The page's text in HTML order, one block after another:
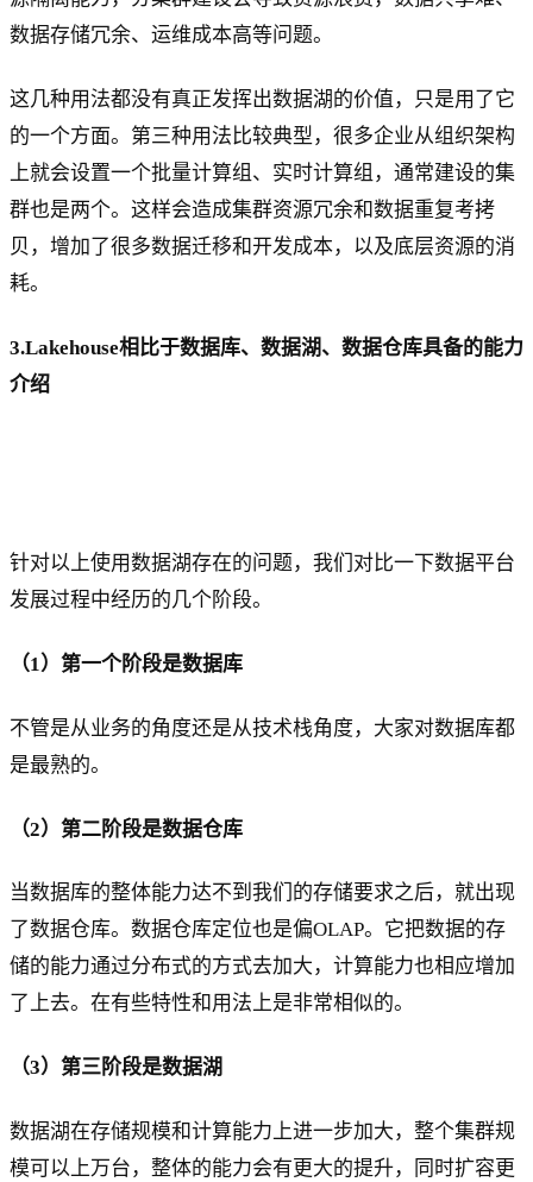
数据存储冗余、运维成本高等问题。
这几种用法都没有真正发挥出数据湖的价值，只是用了它
的一个方面。第三种用法比较典型，很多企业从组织架构
上就会设置一个批量计算组、实时计算组，通常建设的集
群也是两个。这样会造成集群资源冗余和数据重复考拷
贝，增加了很多数据迁移和开发成本，以及底层资源的消
耗。
3.Lakehouse相比于数据库、数据湖、数据仓库具备的能力
介绍
针对以上使用数据湖存在的问题，我们对比一下数据平台
发展过程中经历的几个阶段。
（1）第一个阶段是数据库
不管是从业务的角度还是从技术栈角度，大家对数据库都
是最熟的。
（2）第二阶段是数据仓库
当数据库的整体能力达不到我们的存储要求之后，就出现
了数据仓库。数据仓库定位也是偏OLAP。它把数据的存
储的能力通过分布式的方式去加大，计算能力也相应增加
了上去。在有些特性和用法上是非常相似的。
（3）第三阶段是数据湖
数据湖在存储规模和计算能力上进一步加大，整个集群规
模可以上万台，整体的能力会有更大的提升，同时扩容更